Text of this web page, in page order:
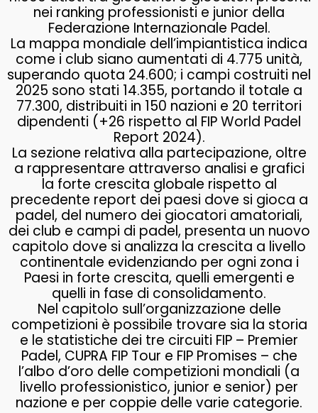
nei ranking professionisti e junior della
Federazione Internazionale Padel.
La mappa mondiale dell’impiantistica indica
come i club siano aumentati di 4.775 unità,
superando quota 24.600; i campi costruiti nel
2025 sono stati 14.355, portando il totale a
77.300, distribuiti in 150 nazioni e 20 territori
dipendenti (+26 rispetto al FIP World Padel
Report 2024).
La sezione relativa alla partecipazione, oltre
a rappresentare attraverso analisi e grafici
la forte crescita globale rispetto al
precedente report dei paesi dove si gioca a
padel, del numero dei giocatori amatoriali,
dei club e campi di padel, presenta un nuovo
capitolo dove si analizza la crescita a livello
continentale evidenziando per ogni zona i
Paesi in forte crescita, quelli emergenti e
quelli in fase di consolidamento.
Nel capitolo sull’organizzazione delle
competizioni è possibile trovare sia la storia
e le statistiche dei tre circuiti FIP – Premier
Padel, CUPRA FIP Tour e FIP Promises – che
l’albo d’oro delle competizioni mondiali (a
livello professionistico, junior e senior) per
nazione e per coppie delle varie categorie.